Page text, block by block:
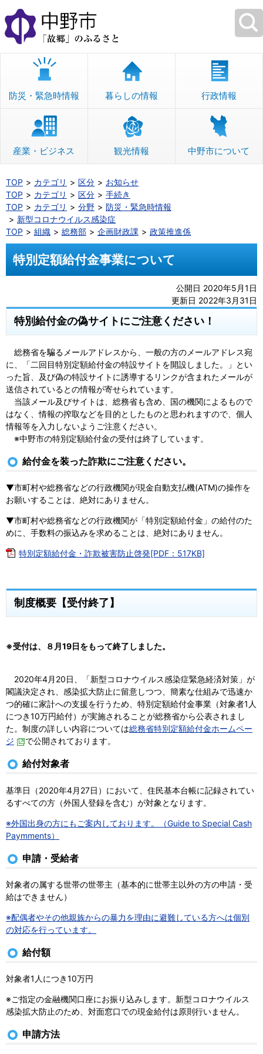
本
文
へ
移
防災・緊急時情報 暮らしの情報 行政情報
産業・ビジネス 観光情報 中野市について
TOP カテゴリ 区分
お知らせ
TOP
カテゴリ 区分
手続き
TOP
カテゴリ 分野
防災・緊急時情報
新型コロナウイルス感染症
TOP
組織 総務部 企画財政課 政策推進係
特別定額給付金事業について
公開日 2020年5月1日
更新日 2022年3月31日
特別給付金の偽サイトにご注意ください！
総務省を騙るメールアドレスから、一般の方のメールアドレス宛
に、「二回目特別定額給付金の特設サイトを開設しました。」とい
った旨、及び偽の特設サイトに誘導するリンクが含まれたメールが
送信されているとの情報が寄せられています。
当該メール及びサイトは、総務省も含め、国の機関によるもので
はなく、情報の搾取などを目的としたものと思われますので、個人
情報等を入力しないようご注意ください。
※中野市の特別定額給付金の受付は終了しています。
給付金を装った詐欺にご注意ください。
▼市町村や総務省などの行政機関が現金自動支払機(ATM)の操作を
お願いすることは、絶対にありません。
▼市町村や総務省などの行政機関が「特別定額給付金」の給付のた
めに、手数料の振込みを求めることは、絶対にありません。
特別定額給付金・詐欺被害防止啓発[PDF：517KB]
制度概要【受付終了】
※受付は、８月19日をもって終了しました。
2020年4月20日、「新型コロナウイルス感染症緊急経済対策」が
閣議決定され、感染拡大防止に留意しつつ、簡素な仕組みで迅速か
つ的確に家計への支援を行うため、特別定額給付金事業（対象者1人
につき10万円給付）が実施されることが総務省から公表されまし
た。制度の詳しい内容については総務省特別定額給付金ホームペー
ジ
で公開されております。
給付対象者
基準日（2020年4月27日）において、住民基本台帳に記録されてい
るすべての方（外国人登録を含む）が対象となります。
※外国出身の方にもご案内しております。（Guide to Special Cash
Paymments）
申請・受給者
対象者の属する世帯の世帯主（基本的に世帯主以外の方の申請・受
給はできません）
※配偶者やその他親族からの暴力を理由に避難している方へは個別
の対応を行っています。
給付額
対象者1人につき10万円
※ご指定の金融機関口座にお振り込みします。新型コロナウイルス
感染拡大防止のため、対面窓口での現金給付は原則行いません。
申請方法